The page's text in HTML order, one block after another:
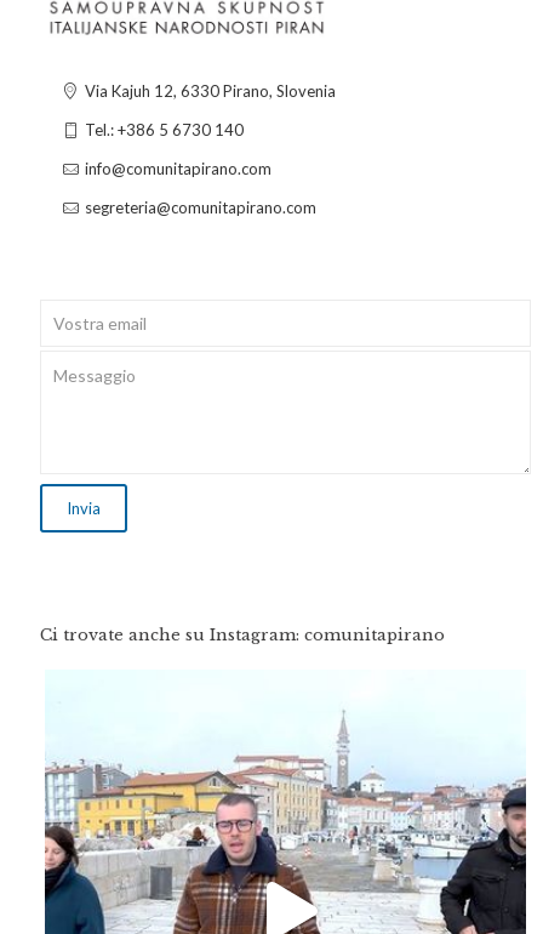
Via Kajuh 12, 6330 Pirano, Slovenia
Tel.: +386 5 6730 140
info@comunitapirano.com
segreteria@comunitapirano.com
Ci trovate anche su Instagram: comunitapirano